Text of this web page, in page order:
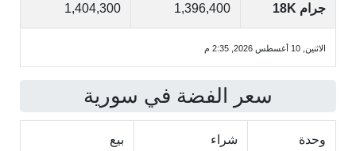
جرام 18K 1,396,400
1,404,300
الاثنين, 10 أغسطس 2026, 2:35 م
سعر الفضة في سورية
وحدة شراء بيع